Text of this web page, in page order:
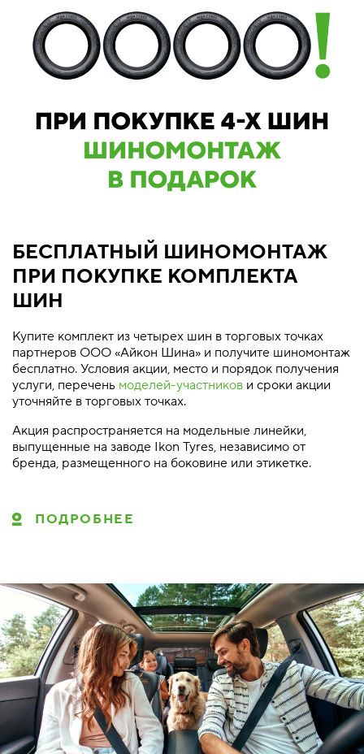
БЕСПЛАТНЫЙ ШИНОМОНТАЖ
ПРИ ПОКУПКЕ КОМПЛЕКТА
ШИН
Купите комплект из четырех шин в торговых точках
партнеров ООО «Айкон Шина» и получите шиномонтаж
бесплатно. Условия акции, место и порядок получения
услуги, перечень моделей-участников и сроки акции
уточняйте в торговых точках.
Акция распространяется на модельные линейки,
выпущенные на заводе Ikon Tyres, независимо от
бренда, размещенного на боковине или этикетке.
ПОДРОБНЕЕ